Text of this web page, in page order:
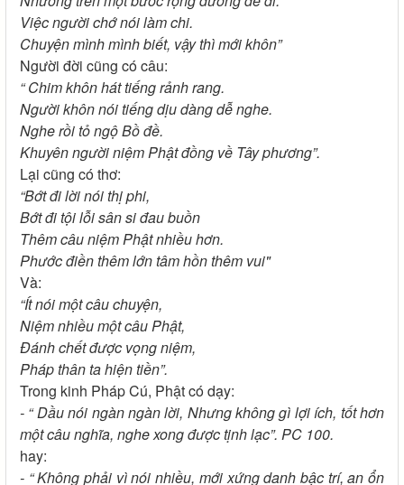
Việc người chớ nói làm chi.
Chuyện mình mình biết, vậy thì mới khôn”
Người đời cũng có câu:
“ Chim khôn hát tiếng rảnh rang.
Người khôn nói tiếng dịu dàng dễ nghe.
Nghe rồi tỏ ngộ Bồ đề.
Khuyên người niệm Phật đồng về Tây phương”.
Lại cũng có thơ:
“Bớt đi lời nói thị phi,
Bớt đi tội lỗi sân si đau buồn
Thêm câu niệm Phật nhiều hơn.
Phước điền thêm lớn tâm hồn thêm vui"
Và:
“Ít nói một câu chuyện,
Niệm nhiều một câu Phật,
Đánh chết được vọng niệm,
Pháp thân ta hiện tiền”.
Trong kinh Pháp Cú, Phật có dạy:
- “ Dầu nói ngàn ngàn lời, Nhưng không gì lợi ích, tốt hơn
một câu nghĩa, nghe xong được tịnh lạc”. PC 100.
hay:
- “ Không phải vì nói nhiều, mới xứng danh bậc trí, an ổn